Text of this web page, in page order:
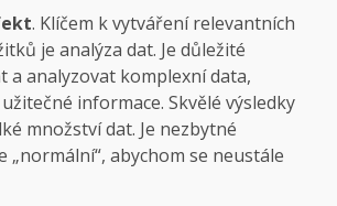
. Klíčem k vytváření relevantních
je analýza dat. Je důležité
a analyzovat komplexní data,
informace. Skvělé výsledky
množství dat. Je nezbytné
„normální“, abychom se neustále